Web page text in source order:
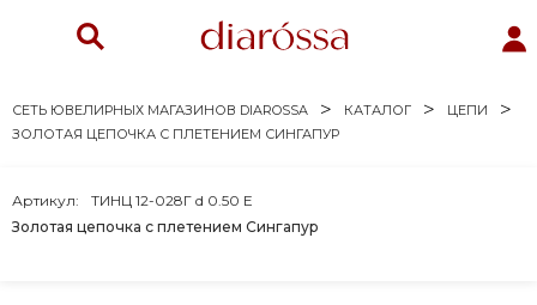
СЕТЬ ЮВЕЛИРНЫХ МАГАЗИНОВ DIAROSSA КАТАЛОГ
ЦЕПИ
ЗОЛОТАЯ ЦЕПОЧКА С ПЛЕТЕНИЕМ СИНГАПУР
Золотая цепочка с плетением Сингапур
Артикул: ТИНЦ 12-028Г d 0.50 Е